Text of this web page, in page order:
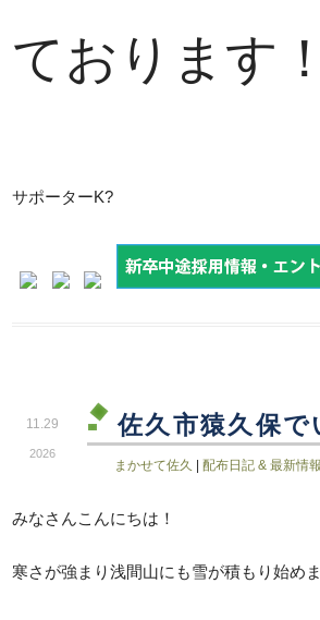
ております！
サポーターK?
佐久市猿久保
まかせて佐久 配布日記 & 最新情報
2026
11.29
みなさんこんにちは！
寒さが強まり浅間山にも雪が積もり始め